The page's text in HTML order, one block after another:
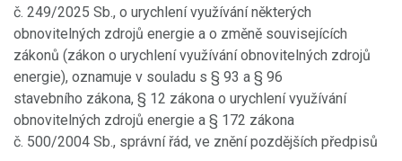
č. 249/2025 Sb., o urychlení využívání některých
obnovitelných zdrojů energie a o změně souvisejících
zákonů (zákon o urychlení využívání obnovitelných zdrojů
energie), oznamuje v souladu s § 93 a § 96
stavebního zákona, § 12 zákona o urychlení využívání
obnovitelných zdrojů energie a § 172 zákona
č. 500/2004 Sb., správní řád, ve znění pozdějších předpisů